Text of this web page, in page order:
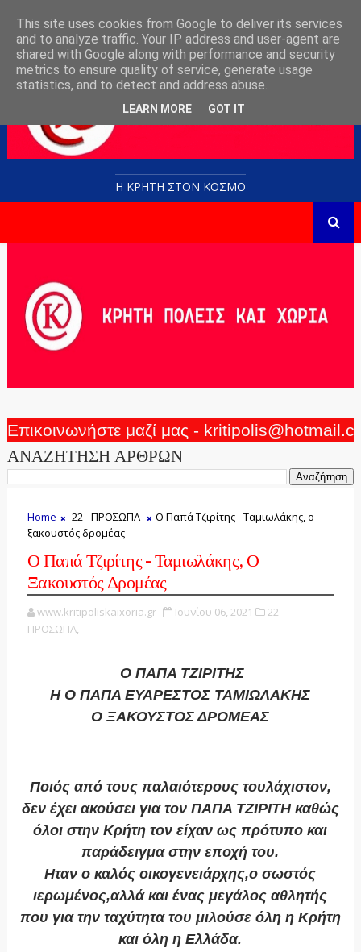
Η ΚΡΗΤΗ ΣΤΟN KOΣΜΟ
Επικοινωνήστε μαζί μας -
ΑΝΑΖΗΤΗΣΗ ΑΡΘΡΩΝ
Home 22 - ΠΡΟΣΩΠΑ
Ο Παπά Τζιρίτης - Ταμιωλάκης, ο
ξακουστός δρομέας
Ο Παπά Τζιρίτης - Ταμιωλάκης, Ο
Ξακουστός Δρομέας
www.kritipoliskaixoria.gr Ιουνίου 06, 2021
22 -
ΠΡΟΣΩΠΑ,
Ο ΠΑΠΑ ΤΖΙΡΙΤΗΣ
Η Ο ΠΑΠΑ ΕΥΑΡΕΣΤΟΣ ΤΑΜΙΩΛΑΚΗΣ
Ο ΞΑΚΟΥΣΤΟΣ ΔΡΟΜΕΑΣ
Ποιός από τους παλαιότερους τουλάχιστον,
δεν έχει ακούσει για τον ΠΑΠΑ ΤΖΙΡΙΤΗ καθώς
όλοι στην Κρήτη τον είχαν ως πρότυπο και
παράδειγμα στην εποχή του.
Ηταν ο καλός οικογενειάρχης,ο σωστός
ιερωμένος,αλλά και ένας μεγάλος αθλητής
που για την ταχύτητα του μιλούσε όλη η Κρήτη
και όλη η Ελλάδα.
This site uses cookies from Google to deliver its services
and to analyze traffic. Your IP address and user-agent are
shared with Google along with performance and security
metrics to ensure quality of service, generate usage
statistics, and to detect and address abuse.
LEARN MORE GOT IT